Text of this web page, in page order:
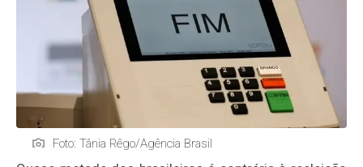
Foto: Tânia Rêgo/Agência Brasil